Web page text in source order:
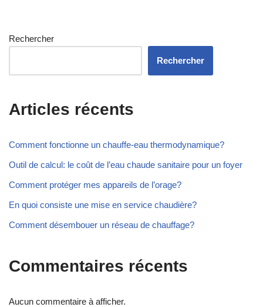
Rechercher
Rechercher
Articles récents
Comment fonctionne un chauffe-eau thermodynamique?
Outil de calcul: le coût de l’eau chaude sanitaire pour un foyer
Comment protéger mes appareils de l’orage?
En quoi consiste une mise en service chaudière?
Comment désembouer un réseau de chauffage?
Commentaires récents
Aucun commentaire à afficher.